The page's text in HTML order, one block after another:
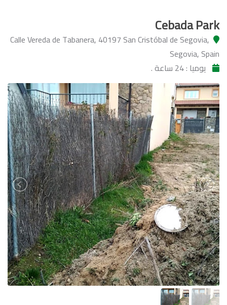
Cebada Park
Calle Vereda de Tabanera, 40197 San Cristóbal de Segovia,
Segovia, Spain
يوميا : 24 ساعة .